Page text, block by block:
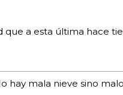
que a esta última hace
hay mala nieve sino